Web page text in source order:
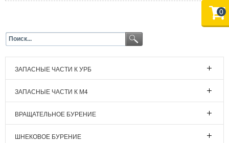
ЗАПАСНЫЕ ЧАСТИ К УРБ
ЗАПАСНЫЕ ЧАСТИ К М4
ВРАЩАТЕЛЬНОЕ БУРЕНИЕ
ШНЕКОВОЕ БУРЕНИЕ
0